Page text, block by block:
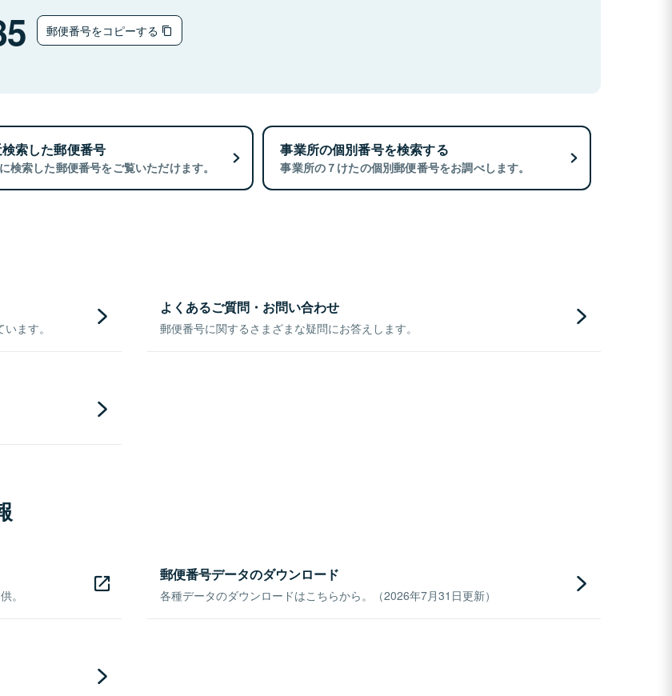
郵便番号をコピーする
索した郵便番号
検索した郵便番号をご覧いただけます。
事業所の個別番号を検索する
事業所の７けたの個別郵便番号をお調べします。
ます。
よくあるご質問・お問い合わせ
郵便番号に関するさまざまな疑問にお答えします。
。
郵便番号データのダウンロード
各種データのダウンロードはこちらから。（2026年7月31日更新）